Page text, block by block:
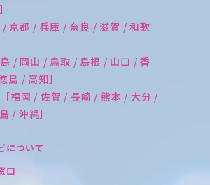
/ 京都 / 兵庫 / 奈良 / 滋賀 / 和歌
/ 岡山 / 鳥取 / 島根 / 山口 / 香
島 / 高知］
福岡 / 佐賀 / 長崎 / 熊本 / 大分 /
/ 沖縄］
について
口